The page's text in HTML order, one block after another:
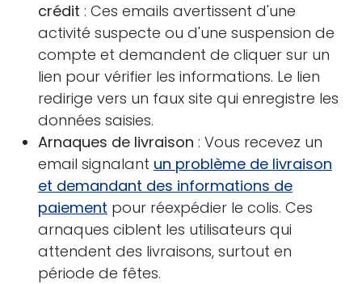
crédit : Ces emails avertissent d'une
activité suspecte ou d'une suspension de
compte et demandent de cliquer sur un
lien pour vérifier les informations. Le lien
redirige vers un faux site qui enregistre les
données saisies.
Arnaques de livraison : Vous recevez un
email signalant un problème de livraison
et demandant des informations de
paiement pour réexpédier le colis. Ces
arnaques ciblent les utilisateurs qui
attendent des livraisons, surtout en
période de fêtes.